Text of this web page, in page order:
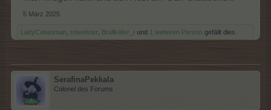
5 März 2025
LadyCatwoman roteelster Brüllkäfer_I und 1 weiteren Person gefällt dies.
SerafinaPekkala
Colonel des Forums